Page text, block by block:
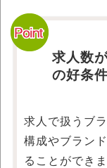
求人数
の好条
求人で扱うブ
構成やブラン
ることができま